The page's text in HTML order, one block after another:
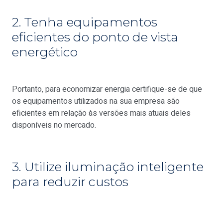
2. Tenha equipamentos
eficientes do ponto de vista
energético
Portanto, para economizar energia certifique-se de que
os equipamentos utilizados na sua empresa são
eficientes em relação às versões mais atuais deles
disponíveis no mercado.
3. Utilize iluminação inteligente
para reduzir custos